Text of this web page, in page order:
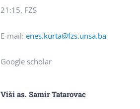
21:15, FZS
E-mail: enes.kurta@fzs.unsa.ba
Google scholar
Viši as. Samir Tatarovac